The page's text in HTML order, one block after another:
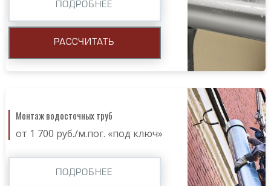
ПОДРОБНЕЕ
РАССЧИТАТЬ
Монтаж водосточных труб
от 1 700 руб./м.пог. «под ключ»
ПОДРОБНЕЕ